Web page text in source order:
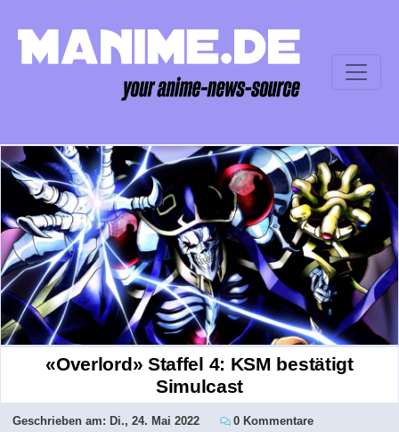
«Overlord» Staffel 4: KSM bestätigt
Simulcast
Geschrieben am: Di., 24. Mai 2022 0 Kommentare